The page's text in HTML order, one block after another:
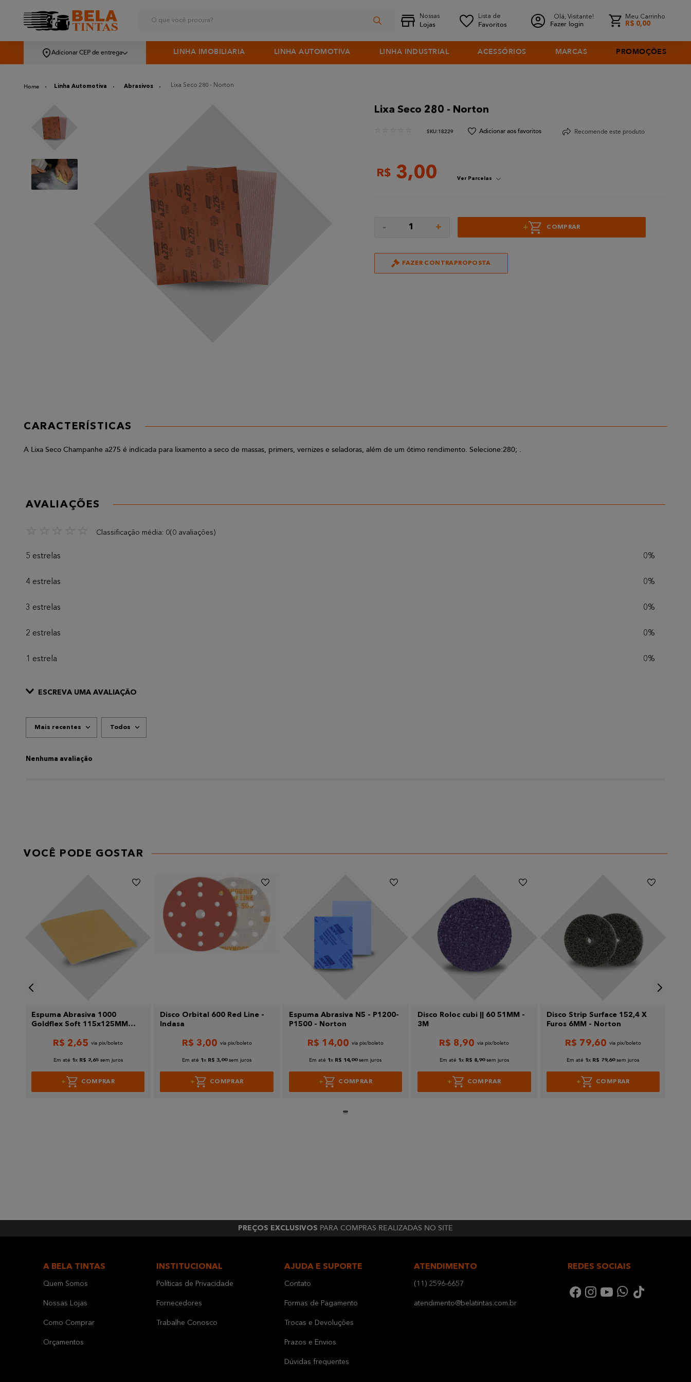
Olá, Visitante!
Fazer login
Meu Carrinho
R$ 0,00
Adicionar CEP de entrega LINHA IMOBILIARIA LINHA AUTOMOTIVA LINHA INDUSTRIAL ACESSÓRIOS MARCAS PROMOÇÕES
Linha Automotiva Abrasivos Lixa Seco 280 - Norton
Lixa Seco 280 - Norton
:18229 Recomende este produto
R$ 3,00 Ver Parcelas
- 1 + + COMPRAR
FAZER CONTRAPROPOSTA
CARACTERÍSTICAS
A Lixa Seco Champanhe a275 é indicada para lixamento a seco de massas, primers, vernizes e seladoras, além de um ótimo rendimento. Selecione:280; .
AVALIAÇÕES
Classificação média: 0(0 avaliações)
5 estrelas 0%
4 estrelas 0%
3 estrelas 0%
2 estrelas 0%
1 estrela 0%
ESCREVA UMA AVALIAÇÃO
Endereço de email
Mais recentes Todos
Nenhuma avaliação
VOCÊ PODE GOSTAR
Espuma Abrasiva 1000
Goldflex Soft 115x125MM
R$ 2,65
Em até 1 x R$ 2,65 sem juros
COMPRAR
Disco Orbital 600 Red Line -
Indasa
R$ 3,00
Em até 1x R$ 3,00 sem juros
COMPRAR
Espuma Abrasiva N5 - P1200-
P1500 - Norton
R$ 14,00
Em até 1x R$ 14,00 sem juros
COMPRAR
Disco Roloc cubi || 60 51MM -
3M
R$ 8,90
Em até 1 x R$ 8,90 sem juros
COMPRAR
Disco Strip Surface 152,4 X
Furos 6MM - Norton
R$ 79,60
Em até 1x R$ 79,60 sem juros
COMPRAR
PREÇOS EXCLUSIVOS PARA COMPRAS REALIZADAS NO SITE
A BELA TINTAS
Quem Somos
Nossas Lojas
Como Comprar
Orçamentos
INSTITUCIONAL
Políticas de Privacidade
Fornecedores
Trabalhe Conosco
AJUDA E SUPORTE
Contato
Formas de Pagamento
Trocas e Devoluções
Prazos e Envios
Dúvidas frequentes
ATENDIMENTO
(11) 2596-6657
atendimento@belatintas.com.br
REDES SOCIAIS